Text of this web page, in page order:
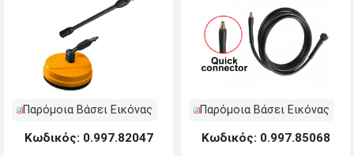
Παρόμοια Βάσει Εικόνας
Κωδικός: 0.997.82047
Παρόμοια Βάσει Εικόνας
Κωδικός: 0.997.85068